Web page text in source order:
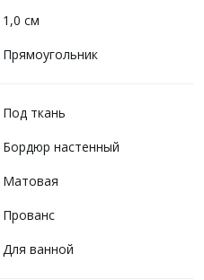
1,0 см
Прямоугольник
Под ткань
Бордюр настенный
Матовая
Прованс
Для ванной